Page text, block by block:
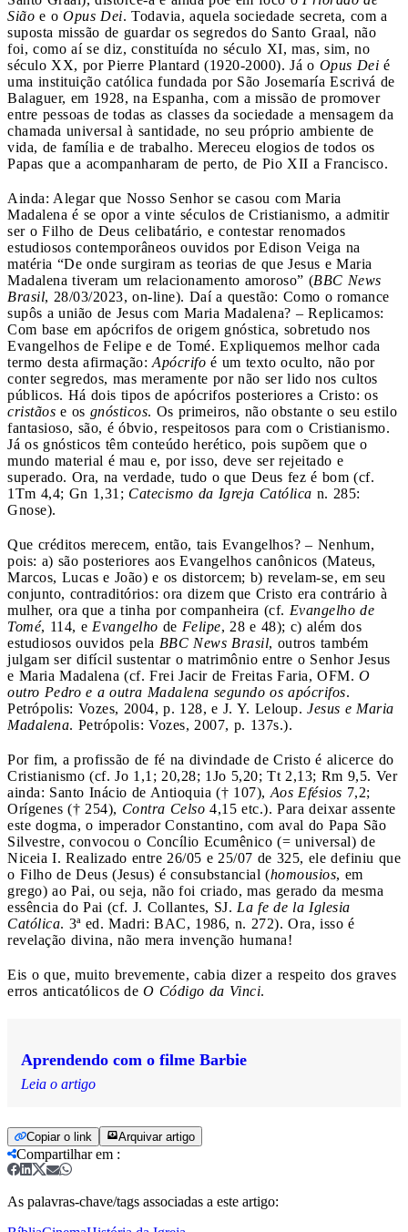
Sião e o Opus Dei. Todavia, aquela sociedade secreta, com a
suposta missão de guardar os segredos do Santo Graal, não
foi, como aí se diz, constituída no século XI, mas, sim, no
século XX, por Pierre Plantard (1920-2000). Já o Opus Dei é
uma instituição católica fundada por São Josemaría Escrivá de
Balaguer, em 1928, na Espanha, com a missão de promover
entre pessoas de todas as classes da sociedade a mensagem da
chamada universal à santidade, no seu próprio ambiente de
vida, de família e de trabalho. Mereceu elogios de todos os
Papas que a acompanharam de perto, de Pio XII a Francisco.
Ainda: Alegar que Nosso Senhor se casou com Maria
Madalena é se opor a vinte séculos de Cristianismo, a admitir
ser o Filho de Deus celibatário, e contestar renomados
estudiosos contemporâneos ouvidos por Edison Veiga na
matéria “De onde surgiram as teorias de que Jesus e Maria
Madalena tiveram um relacionamento amoroso” (BBC News
Brasil, 28/03/2023, on-line). Daí a questão: Como o romance
supôs a união de Jesus com Maria Madalena? – Replicamos:
Com base em apócrifos de origem gnóstica, sobretudo nos
Evangelhos de Felipe e de Tomé. Expliquemos melhor cada
termo desta afirmação: Apócrifo é um texto oculto, não por
conter segredos, mas meramente por não ser lido nos cultos
públicos. Há dois tipos de apócrifos posteriores a Cristo: os
cristãos e os gnósticos. Os primeiros, não obstante o seu estilo
fantasioso, são, é óbvio, respeitosos para com o Cristianismo.
Já os gnósticos têm conteúdo herético, pois supõem que o
mundo material é mau e, por isso, deve ser rejeitado e
superado. Ora, na verdade, tudo o que Deus fez é bom (cf.
1Tm 4,4; Gn 1,31; Catecismo da Igreja Católica n. 285:
Gnose).
Que créditos merecem, então, tais Evangelhos? – Nenhum,
pois: a) são posteriores aos Evangelhos canônicos (Mateus,
Marcos, Lucas e João) e os distorcem; b) revelam-se, em seu
conjunto, contraditórios: ora dizem que Cristo era contrário à
mulher, ora que a tinha por companheira (cf. Evangelho de
Tomé, 114, e Evangelho de Felipe, 28 e 48); c) além dos
estudiosos ouvidos pela BBC News Brasil, outros também
julgam ser difícil sustentar o matrimônio entre o Senhor Jesus
e Maria Madalena (cf. Frei Jacir de Freitas Faria, OFM. O
outro Pedro e a outra Madalena segundo os apócrifos.
Petrópolis: Vozes, 2004, p. 128, e J. Y. Leloup. Jesus e Maria
Madalena. Petrópolis: Vozes, 2007, p. 137s.).
Por fim, a profissão de fé na divindade de Cristo é alicerce do
Cristianismo (cf. Jo 1,1; 20,28; 1Jo 5,20; Tt 2,13; Rm 9,5. Ver
ainda: Santo Inácio de Antioquia († 107), Aos Efésios 7,2;
Orígenes († 254), Contra Celso 4,15 etc.). Para deixar assente
este dogma, o imperador Constantino, com aval do Papa São
Silvestre, convocou o Concílio Ecumênico (= universal) de
Niceia I. Realizado entre 26/05 e 25/07 de 325, ele definiu que
o Filho de Deus (Jesus) é consubstancial (homousios, em
grego) ao Pai, ou seja, não foi criado, mas gerado da mesma
essência do Pai (cf. J. Collantes, SJ. La fe de la Iglesia
Católica. 3ª ed. Madri: BAC, 1986, n. 272). Ora, isso é
revelação divina, não mera invenção humana!
Eis o que, muito brevemente, cabia dizer a respeito dos graves
erros anticatólicos de O Código da Vinci.
Aprendendo com o filme Barbie
Leia o artigo
Copiar o link Arquivar artigo
Compartilhar em :
As palavras-chave/tags associadas a este artigo: